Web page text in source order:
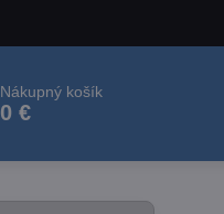
Nákupný košík
0 €